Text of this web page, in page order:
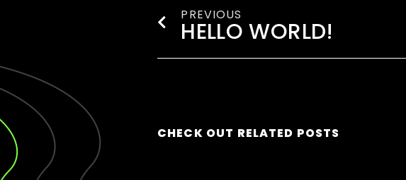
PREVIOUS
HELLO WORLD!
CHECK OUT RELATED POSTS